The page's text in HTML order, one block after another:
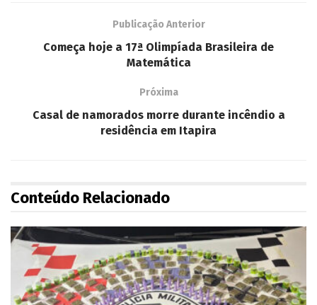
Publicação Anterior
Começa hoje a 17ª Olimpíada Brasileira de
Matemática
Próxima
Casal de namorados morre durante incêndio a
residência em Itapira
Conteúdo Relacionado